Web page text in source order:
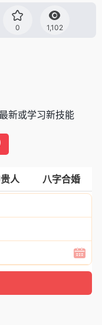
0 1,102
新或学习新技能
人 八字合婚